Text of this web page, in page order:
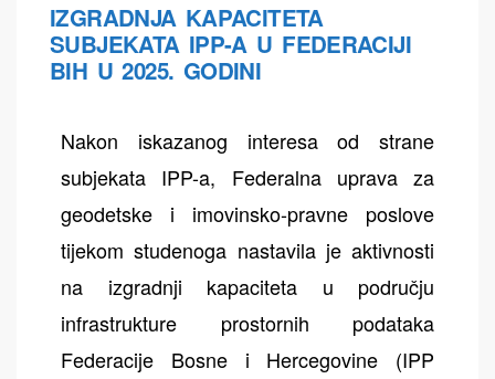
IZGRADNJA KAPACITETA
SUBJEKATA IPP-A U FEDERACIJI
BIH U 2025. GODINI
Nakon iskazanog interesa od strane
subjekata IPP-a, Federalna uprava za
geodetske i imovinsko-pravne poslove
tijekom studenoga nastavila je aktivnosti
na izgradnji kapaciteta u području
infrastrukture prostornih podataka
Federacije Bosne i Hercegovine (IPP